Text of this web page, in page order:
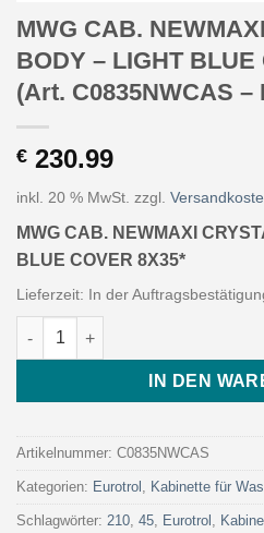
MWG CAB.
BODY – LIGHT BLUE
(Art. C0835NWCAS
€ 230.99
inkl. 20 % MwSt. zzgl.
MWG CAB. NEWMAXI
BLUE COVER 8X35*
Lieferzeit: In der
MWG CAB. NEWMAXI
IN DEN
Artikelnummer: C0835NWCAS
Kategorien: Eurotrol , Kabinette für
Schlagwörter: 210, 45, Eurotrol ,